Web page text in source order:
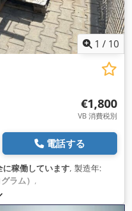
1 / 10
€1,800
VB 消費税別
電話する
に稼働しています, 製造年:
ラム） ,